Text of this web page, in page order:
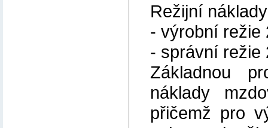
Režijní
- výrobní režie
- správní režie
Základnou
náklady
přičemž pro